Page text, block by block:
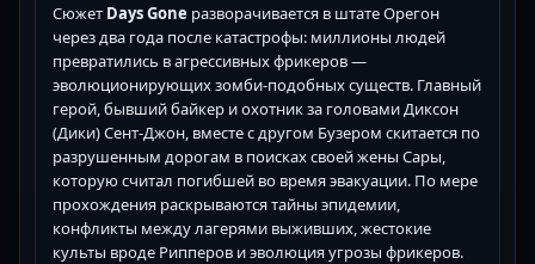
Сюжет Days Gone разворачивается в штате Орегон
через два года после катастрофы: миллионы людей
превратились в агрессивных фрикеров —
эволюционирующих зомби-подобных существ. Главный
герой, бывший байкер и охотник за головами Диксон
(Дики) Сент-Джон, вместе с другом Бузером скитается по
разрушенным дорогам в поисках своей жены Сары,
которую считал погибшей во время эвакуации. По мере
прохождения раскрываются тайны эпидемии,
конфликты между лагерями выживших, жестокие
культы вроде Рипперов и эволюция угрозы фрикеров.